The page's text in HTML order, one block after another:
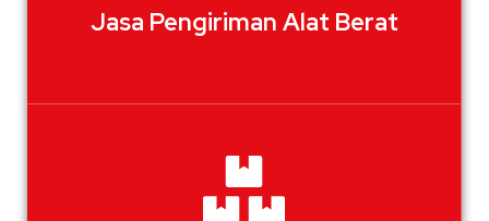
Jasa Pengiriman Alat Berat